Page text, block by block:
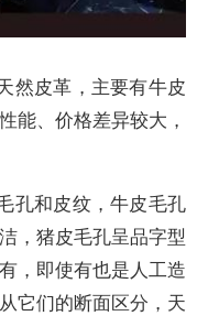
然皮革，主要有牛皮
能、价格差异较大，
孔和皮纹，牛皮毛孔
，猪皮毛孔呈品字型
，即使有也是人工造
它们的断面区分，天